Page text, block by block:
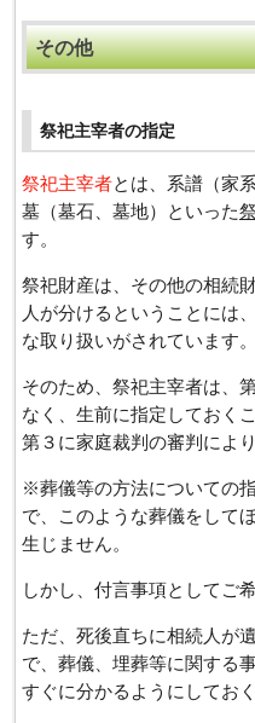
その他
祭祀主宰者の指定
祭祀主宰者とは、系譜（家
墓（墓石、墓地）といった
す。
祭祀財産は、その他の相続
人が分けるということには
な取り扱いがされています。
そのため、祭祀主宰者は、
なく、生前に指定しておく
第３に家庭裁判の審判によ
※葬儀等の方法についての
で、このような葬儀をして
生じません。
しかし、付言事項としてご
ただ、死後直ちに相続人が
で、葬儀、埋葬等に関する
すぐに分かるようにしてお